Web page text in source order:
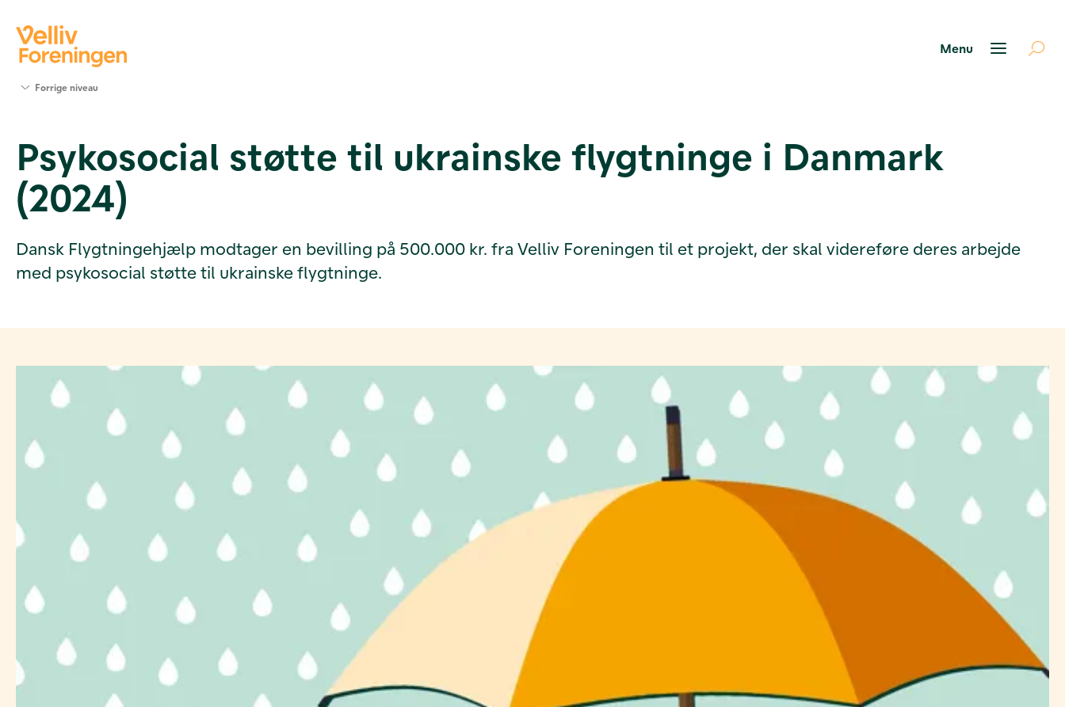
Værktøjer
og viden
Om Velliv
Foreningen
Kontakt
Forrige niveau
Psykosocial støtte til ukrainske flygtninge i Danmark
(2024)
Dansk Flygtningehjælp modtager en bevilling på 500.000 kr. fra Velliv Foreningen til et projekt, der skal videreføre deres arbejde
med psykosocial støtte til ukrainske flygtninge.